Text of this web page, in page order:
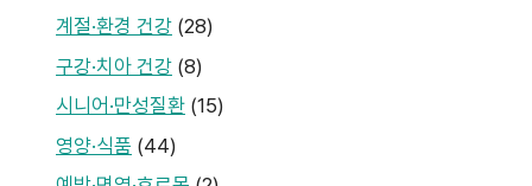
계절·환경 건강 (28)
구강·치아 건강 (8)
시니어·만성질환 (15)
영양·식품 (44)